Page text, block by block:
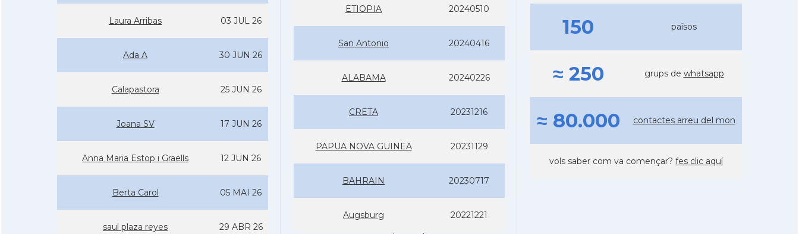
Laura Arribas 03 JUL 26
Ada A 30 JUN 26
Calapastora 25 JUN 26
Joana SV 17 JUN 26
Anna Maria Estop i Graells 12 JUN 26
Berta Carol 05 MAI 26
saul plaza reyes 29 ABR 26
ETIOPIA 20240510
San Antonio 20240416
ALABAMA 20240226
CRETA 20231216
PAPUA NOVA GUINEA 20231129
BAHRAIN 20230717
Augsburg 20221221
150 països
≈ 250 grups de whatsapp
≈ 80.000 contactes arreu del mon
vols saber com va començar? fes clic aquí